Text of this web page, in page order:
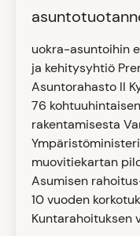
uokra-asuntoihin
ja kehitysyhtiö
Asuntorahasto II
76
rakentamisesta
muovitiekartan
Asumisen
10 vuoden
Kuntarahoituksen